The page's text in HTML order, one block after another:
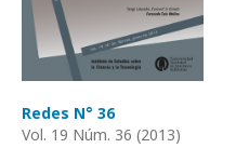
Redes N° 36
Vol. 19 Núm. 36 (2013)